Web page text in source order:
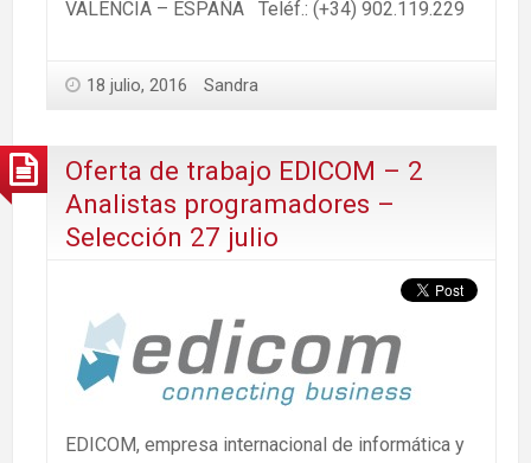
VALENCIA – ESPAÑA Teléf.: (+34) 902.119.229
18 julio, 2016 Sandra
Oferta de trabajo EDICOM – 2
Analistas programadores –
Selección 27 julio
EDICOM, empresa internacional de informática y